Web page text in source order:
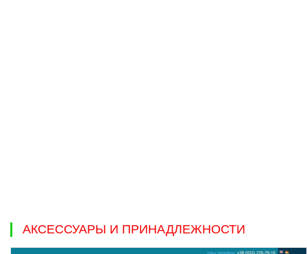
АКСЕССУАРЫ И ПРИНАДЛЕЖНОСТИ